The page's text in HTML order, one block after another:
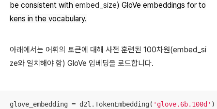
be consistent with embed_size) GloVe embeddings for to
kens in the vocabulary.
아래에서는 어휘의 토큰에 대해 사전 훈련된 100차원(embed_si
ze와 일치해야 함) GloVe 임베딩을 로드합니다.
glove_embedding = d2l.TokenEmbedding( 'glove.6b.100d' )